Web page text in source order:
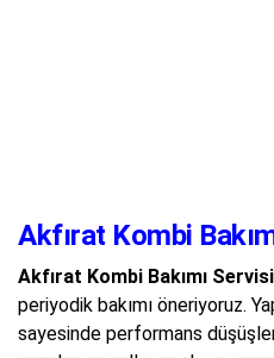
Akfırat Kombi
Akfırat Kombi Bakımı Servisi
periyodik bakımı öneriyoruz.
sayesinde performans